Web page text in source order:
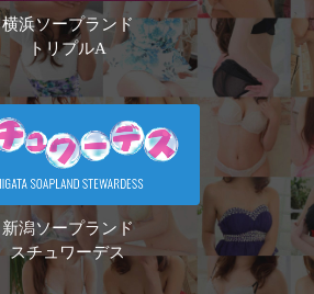
横浜ソープランド
トリプルA
新潟ソープランド
スチュワーデス